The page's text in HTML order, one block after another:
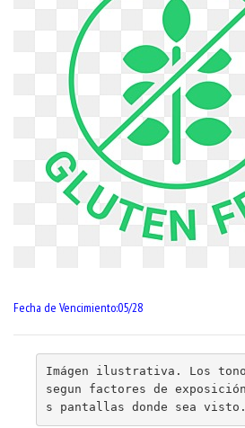
Fecha de Vencimiento:05/28
Imágen ilustrativa. Los
segun factores de
s pantallas donde sea visto.